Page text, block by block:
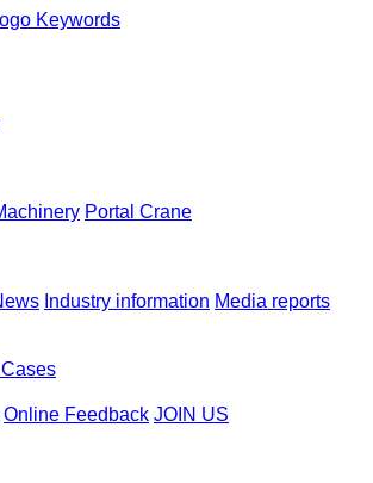
Portal Crane
Industry information Media reports
Online Feedback JOIN US